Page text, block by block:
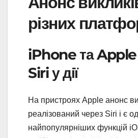
різних
iPhone та
Siri у дії
На пристроях Apple анонс
реалізований через Siri і є
найпопулярніших функцій